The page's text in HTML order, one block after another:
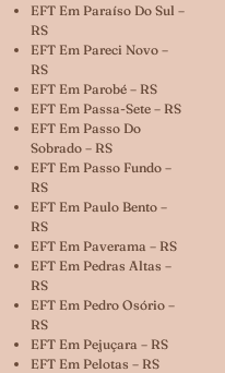
EFT Em Paraíso Do Sul –
RS
EFT Em Pareci Novo –
RS
EFT Em Parobé – RS
EFT Em Passa-Sete – RS
EFT Em Passo Do
Sobrado – RS
EFT Em Passo Fundo –
RS
EFT Em Paulo Bento –
RS
EFT Em Paverama – RS
EFT Em Pedras Altas –
RS
EFT Em Pedro Osório –
RS
EFT Em Pejuçara – RS
EFT Em Pelotas – RS